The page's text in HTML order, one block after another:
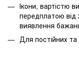
Ікони, вартістю
передплатою від
виявлення
Для постійних та